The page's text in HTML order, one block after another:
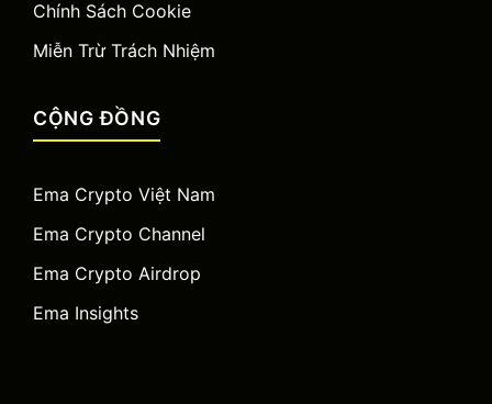
Chính Sách Cookie
Miễn Trừ Trách Nhiệm
CỘNG ĐỒNG
Ema Crypto Việt Nam
Ema Crypto Channel
Ema Crypto Airdrop
Ema Insights